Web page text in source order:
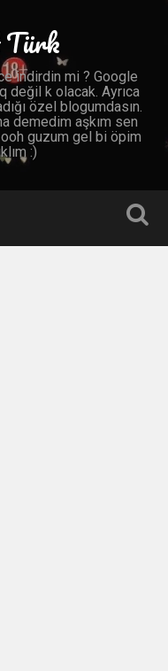
Türk
indirdin mi ? Google
değil k olacak. Ayrıca
özel blogumdasın.
demedim aşkım sen
guzum gel bi öpim
:)